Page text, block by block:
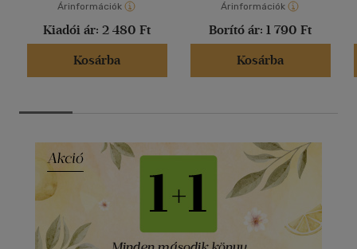
Árinformációk
Kiadói ár: 2 480 Ft
Kosárba
Árinformációk
Borító ár: 1 790 Ft
Kosárba